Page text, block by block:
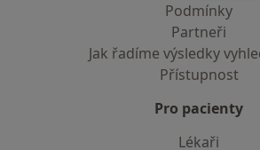
Podmínky
Partneři
Jak řadíme výsledky
Přístupnost
Pro pacienty
Lékaři